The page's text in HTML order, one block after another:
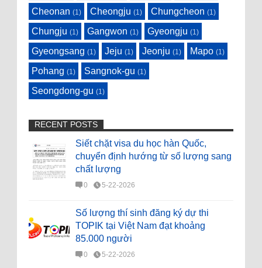
Cheonan (1) Cheongju (1) Chungcheon (1)
Chungju (1) Gangwon (1) Gyeongju (1)
Gyeongsang (1) Jeju (1) Jeonju (1) Mapo (1)
Pohang (1) Sangnok-gu (1)
Seongdong-gu (1)
RECENT POSTS
Siết chặt visa du học hàn Quốc,
chuyển định hướng từ số lượng sang
chất lượng
0 5-22-2026
Số lượng thí sinh đăng ký dự thi
TOPIK tại Việt Nam đạt khoảng
85.000 người
0 5-22-2026